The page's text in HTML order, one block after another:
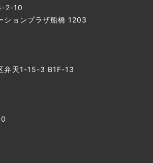
2-10
ションプラザ船橋 1203
弁天1-15-3 B1F-13